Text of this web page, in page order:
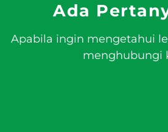
Ada
Apabila ingin mengetahui
menghubungi